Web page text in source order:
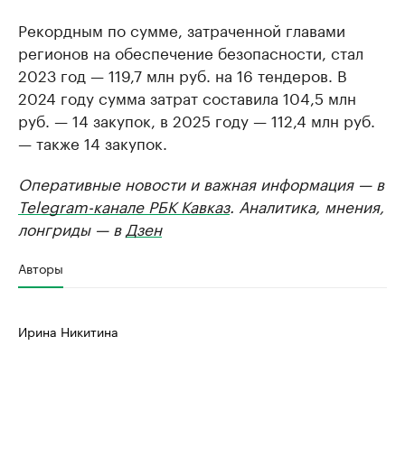
Рекордным по сумме, затраченной главами
регионов на обеспечение безопасности, стал
2023 год — 119,7 млн руб. на 16 тендеров. В
2024 году сумма затрат составила 104,5 млн
руб. — 14 закупок, в 2025 году — 112,4 млн руб.
— также 14 закупок.
Оперативные новости и важная информация — в
Telegram-канале РБК Кавказ. Аналитика, мнения,
лонгриды — в Дзен
Авторы
Ирина Никитина